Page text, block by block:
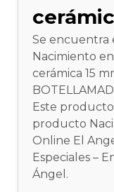
Se encuentra
Nacimiento
cerámica 15
Este
producto
Online El
Especiales –
Ángel.